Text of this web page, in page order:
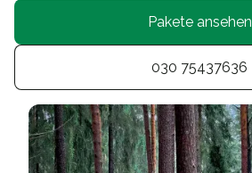
Pakete ansehen
030 75437636